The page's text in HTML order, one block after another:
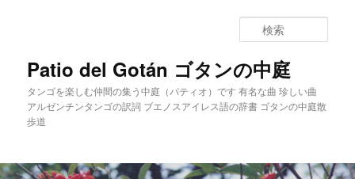
Patio del Gotán ゴタンの中庭
タンゴを楽しむ仲間の集う中庭（パティオ）です 有名な曲 珍しい曲
アルゼンチンタンゴの訳詞 ブエノスアイレス語の辞書 ゴタンの中庭散
歩道
索